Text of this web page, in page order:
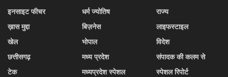
इनसाइट फीचर
ख़ास मुद्दा
खेल
छत्तीसगढ़
टेक
धर्म ज्योतिष
बिज़नेस
भोपाल
मध्य प्रदेश
मध्यप्रदेश स्पेशल
राज्य
लाइफस्टाइल
विदेश
संपादक की कलम से
स्पेशल रिपोर्ट